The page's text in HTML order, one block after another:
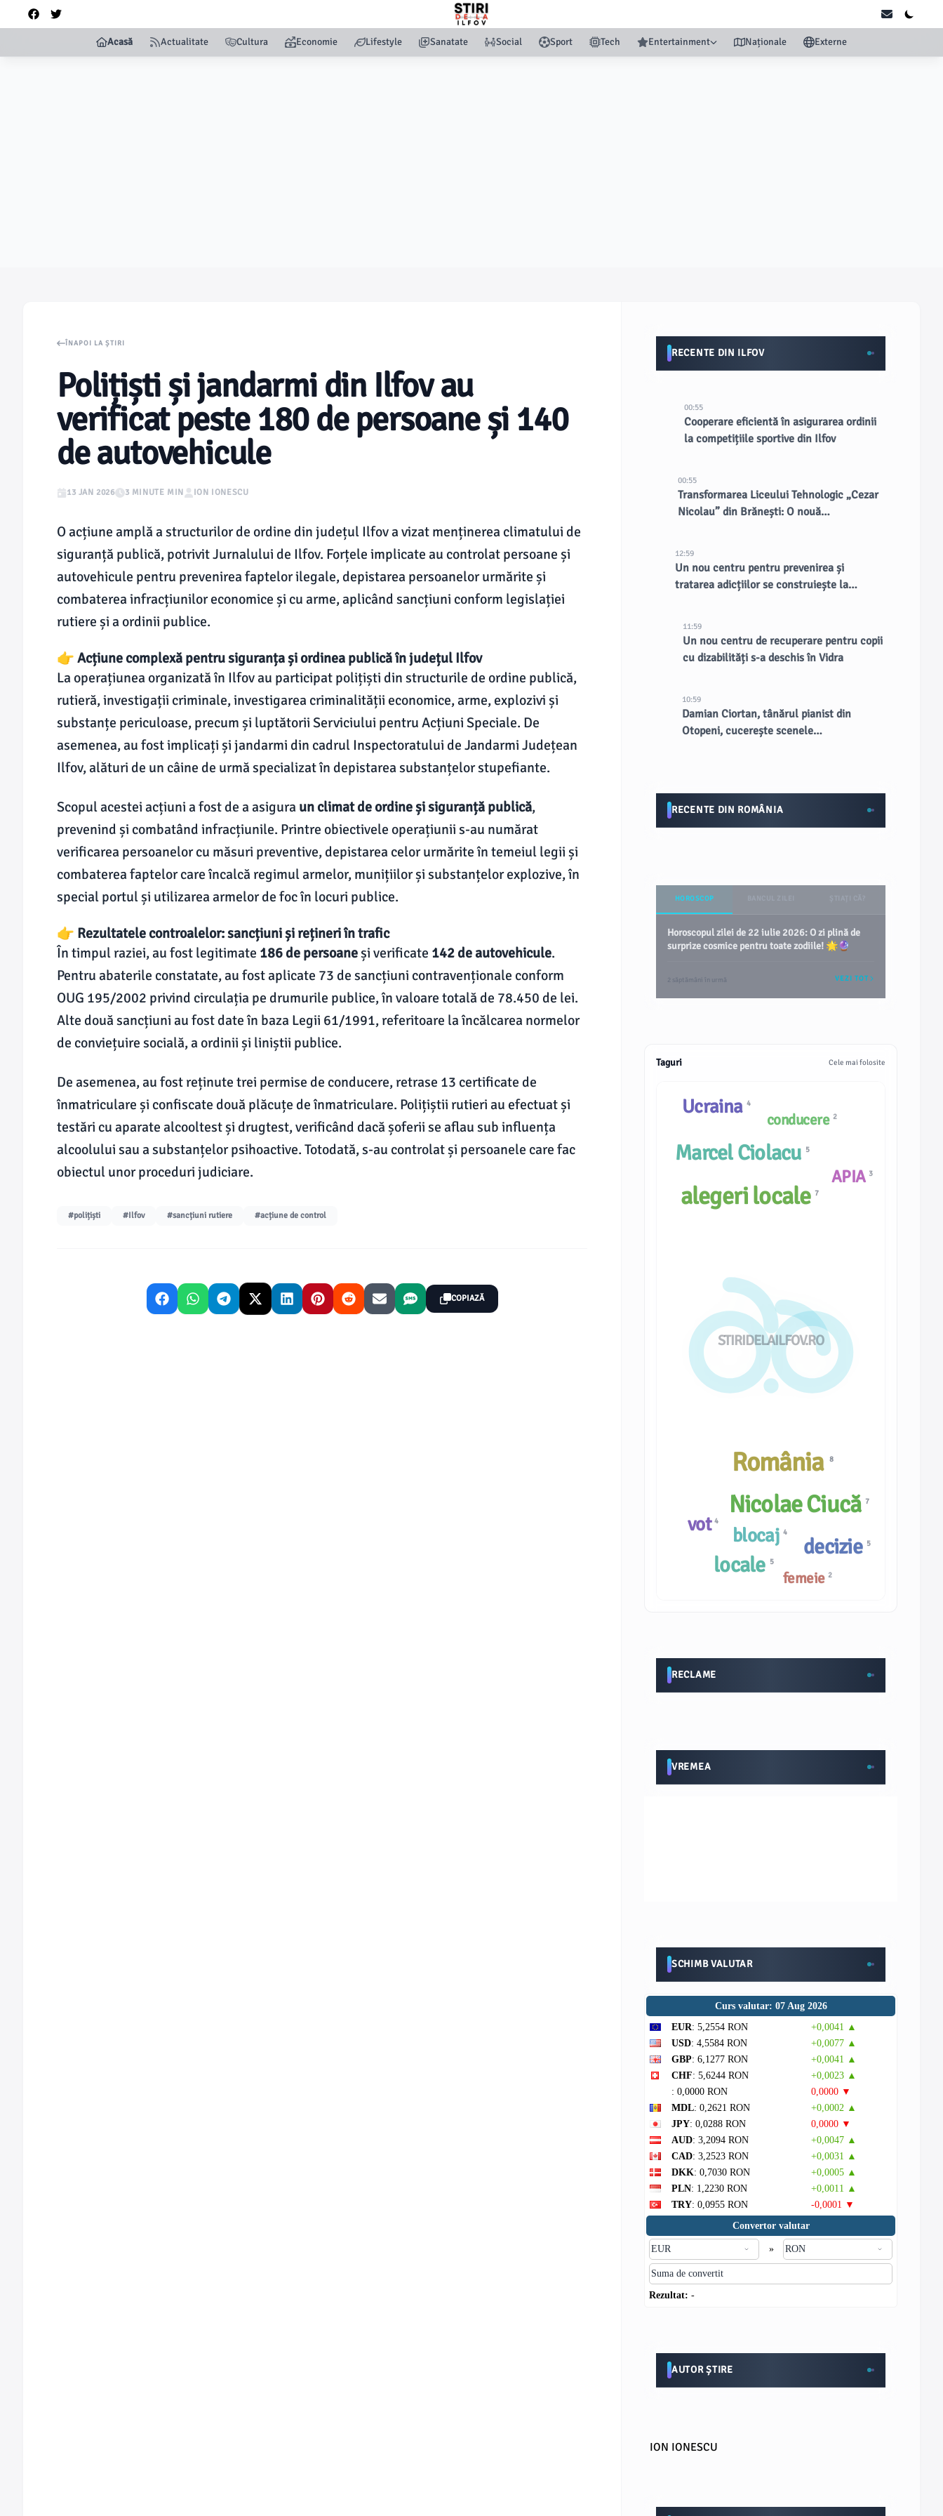
Acasă Actualitate Cultura Economie Lifestyle Sanatate Social Sport Tech Entertainment Naționale Externe
ÎNAPOI LA ȘTIRI
Polițiști și jandarmi din Ilfov au
verificat peste 180 de persoane și 140
de autovehicule
13 JAN 2026 3 MINUTE MIN ION IONESCU
O acțiune amplă a structurilor de ordine din județul Ilfov a vizat menținerea climatului de
siguranță publică, potrivit Jurnalului de Ilfov. Forțele implicate au controlat persoane și
autovehicule pentru prevenirea faptelor ilegale, depistarea persoanelor urmărite și
combaterea infracțiunilor economice și cu arme, aplicând sancțiuni conform legislației
rutiere și a ordinii publice.
👉 Acțiune complexă pentru siguranța și ordinea publică în județul Ilfov
La operațiunea organizată în Ilfov au participat polițiști din structurile de ordine publică,
rutieră, investigații criminale, investigarea criminalității economice, arme, explozivi și
substanțe periculoase, precum și luptătorii Serviciului pentru Acțiuni Speciale. De
asemenea, au fost implicați și jandarmi din cadrul Inspectoratului de Jandarmi Județean
Ilfov, alături de un câine de urmă specializat în depistarea substanțelor stupefiante.
Scopul acestei acțiuni a fost de a asigura un climat de ordine și siguranță publică,
prevenind și combatând infracțiunile. Printre obiectivele operațiunii s-au numărat
verificarea persoanelor cu măsuri preventive, depistarea celor urmărite în temeiul legii și
combaterea faptelor care încalcă regimul armelor, munițiilor și substanțelor explozive, în
special portul și utilizarea armelor de foc în locuri publice.
👉 Rezultatele controalelor: sancțiuni și rețineri în trafic
În timpul raziei, au fost legitimate 186 de persoaneși verificate 142 de autovehicule.
Pentru abaterile constatate, au fost aplicate 73 de sancțiuni contravenționale conform
OUG 195/2002 privind circulația pe drumurile publice, în valoare totală de 78.450 de lei.
Alte două sancțiuni au fost date în baza Legii 61/1991, referitoare la încălcarea normelor
de conviețuire socială, a ordinii și liniștii publice.
De asemenea, au fost reținute trei permise de conducere, retrase 13 certificate de
înmatriculare și confiscate două plăcuțe de înmatriculare. Polițiștii rutieri au efectuat și
testări cu aparate alcooltest și drugtest, verificând dacă șoferii se aflau sub influența
alcoolului sau a substanțelor psihoactive. Totodată, s-au controlat și persoanele care fac
obiectul unor proceduri judiciare.
#polițiști #Ilfov #sancțiuni rutiere #acțiune de control
COPIAZĂ
RECENTE DIN ILFOV
00:55
Cooperare eficientă în asigurarea ordinii
la competițiile sportive din Ilfov
00:55
Transformarea Liceului Tehnologic „Cezar
Nicolau” din Brănești: O nouă
12:59
Un nou centru pentru prevenirea și
tratarea adicțiilor se construiește la
11:59
Un nou centru de recuperare pentru copii
cu dizabilități s-a deschis în Vidra
10:59
Damian Ciortan, tânărul pianist din
Otopeni, cucerește scenele
RECENTE DIN ROMÂNIA
HOROSCOP
Horoscopul zilei de 22 iulie 2026: O zi plină de
surprize cosmice pentru toate zodiile! 🌟🔮
2 săptămâni în urmă VEZI TOT
Taguri Cele mai folosite
STIRIDELAILFOV.RO
conducere 2
femeie 2
vot4
Ucraina 4
Marcel Ciolacu 5
blocaj4
decizie 5
alegeri locale7
Nicolae Ciucă7
locale 5
România 8
APIA 3
RECLAME
VREMEA
SCHIMB VALUTAR
Curs valutar: 07 Aug 2026
EUR: 5,2554 RON
+0,0041 ▲
USD: 4,5584 RON
+0,0077 ▲
GBP: 6,1277 RON
+0,0041 ▲
CHF: 5,6244 RON
+0,0023 ▲
: 0,0000 RON
0,0000 ▼
MDL: 0,2621 RON
+0,0002 ▲
JPY: 0,0288 RON
0,0000 ▼
AUD: 3,2094 RON
+0,0047 ▲
CAD: 3,2523 RON
+0,0031 ▲
DKK: 0,7030 RON
+0,0005 ▲
PLN: 1,2230 RON
+0,0011 ▲
TRY: 0,0955 RON
-0,0001 ▼
Convertor valutar
»
Rezultat: -
AUTOR ȘTIRE
ION IONESCU